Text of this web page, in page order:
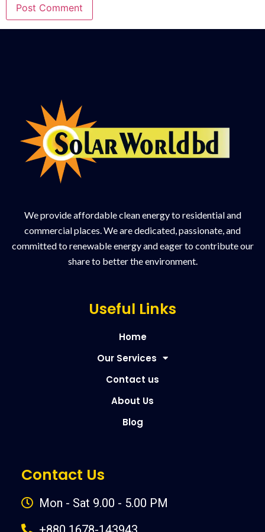
We provide affordable clean energy to residential and
commercial places. We are dedicated, passionate, and
committed to renewable energy and eager to contribute our
share to better the environment.
Useful Links
Home
Our Services
Contact us
About Us
Blog
Contact Us
Mon - Sat 9.00 - 5.00 PM